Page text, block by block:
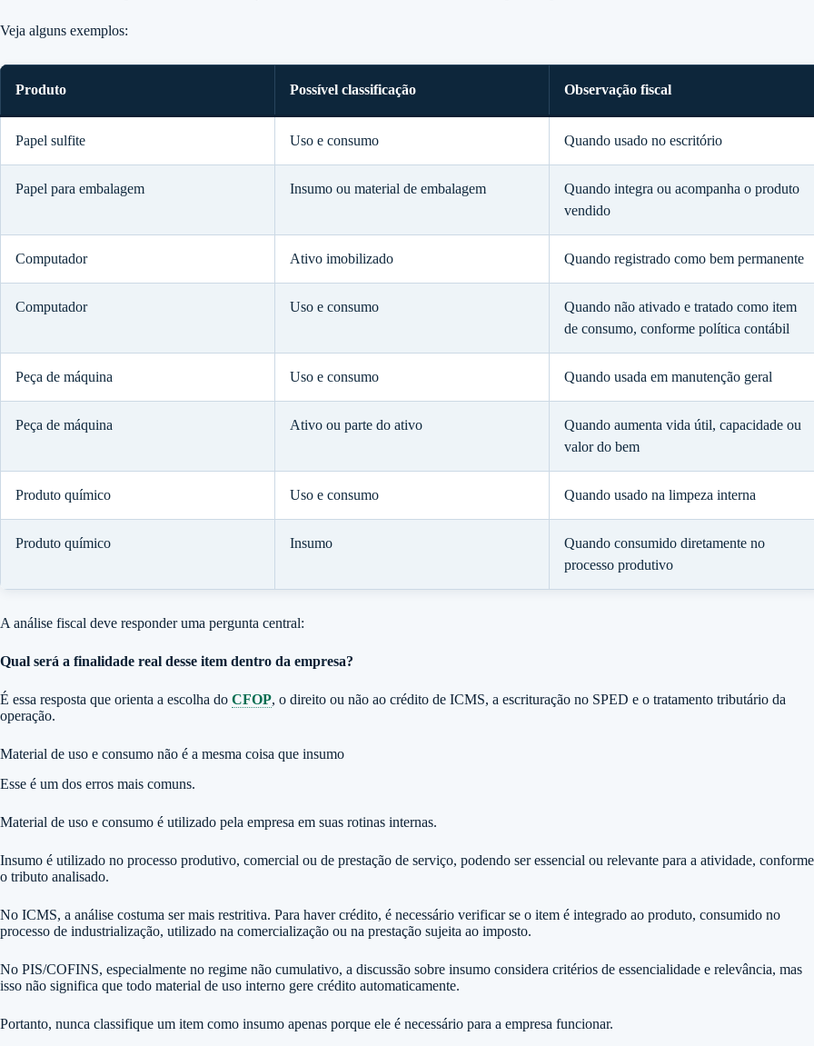
Veja alguns exemplos:
Produto Possível classificação Observação fiscal
Papel sulfite Uso e consumo Quando usado no escritório
Papel para embalagem Insumo ou material de embalagem
Quando integra ou acompanha o produto
vendido
Computador Ativo imobilizado Quando registrado como bem permanente
Computador Uso e consumo
Quando não ativado e tratado como item
de consumo, conforme política contábil
Peça de máquina Uso e consumo Quando usada em manutenção geral
Peça de máquina Ativo ou parte do ativo
Quando aumenta vida útil, capacidade ou
valor do bem
Produto químico Uso e consumo Quando usado na limpeza interna
Produto químico Insumo
Quando consumido diretamente no
processo produtivo
A análise fiscal deve responder uma pergunta central:
Qual será a finalidade real desse item dentro da empresa?
É essa resposta que orienta a escolha do CFOP, o direito ou não ao crédito de ICMS, a escrituração no SPED e o tratamento tributário da
operação.
Material de uso e consumo não é a mesma coisa que insumo
Esse é um dos erros mais comuns.
Material de uso e consumo é utilizado pela empresa em suas rotinas internas.
Insumo é utilizado no processo produtivo, comercial ou de prestação de serviço, podendo ser essencial ou relevante para a atividade, conforme
o tributo analisado.
No ICMS, a análise costuma ser mais restritiva. Para haver crédito, é necessário verificar se o item é integrado ao produto, consumido no
processo de industrialização, utilizado na comercialização ou na prestação sujeita ao imposto.
No PIS/COFINS, especialmente no regime não cumulativo, a discussão sobre insumo considera critérios de essencialidade e relevância, mas
isso não significa que todo material de uso interno gere crédito automaticamente.
Portanto, nunca classifique um item como insumo apenas porque ele é necessário para a empresa funcionar.